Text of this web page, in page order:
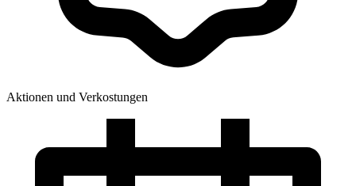
Aktionen und Verkostungen